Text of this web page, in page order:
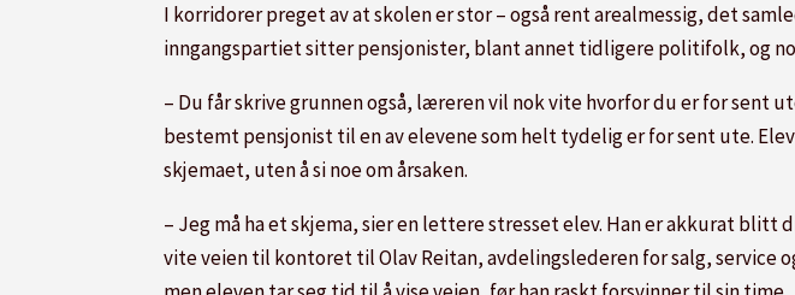
I korridorer preget av at skolen er stor – også rent arealmessig, det
inngangspartiet sitter pensjonister, blant annet tidligere politifolk, og
– Du får skrive grunnen også, læreren vil nok vite hvorfor du er for sent
bestemt pensjonist til en av elevene som helt tydelig er for sent ute.
skjemaet, uten å si noe om årsaken.
– Jeg må ha et skjema, sier en lettere stresset elev. Han er akkurat blitt
vite veien til kontoret til Olav Reitan, avdelingslederen for salg, service